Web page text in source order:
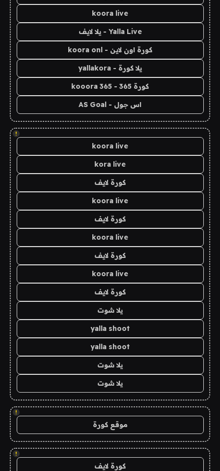
koora live
Yalla Live - يلا لايف
كورة اون لاين - koora onl
يلا كورة - yallakora
كورة 365 - kooora 365
اس جول - AS Goal
!
koora live
kora live
كورة لايف
koora live
كورة لايف
koora live
كورة لايف
koora live
كورة لايف
يلا شوت
yalla shoot
yalla shoot
يلا شوت
يلا شوت
!
موقع كورة
!
كورة لايف